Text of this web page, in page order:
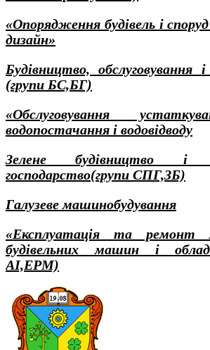
«Опорядження будівель і
дизайн»
Будівництво,
(групи БС,БГ)
«Обслуговування
водопостачання і водовідводу
Зелене будівництво і
господарство(групи СПГ,ЗБ)
Галузеве машинобудування
«Експлуатація та ремонт
будівельних машин і
АІ,ЕРМ)